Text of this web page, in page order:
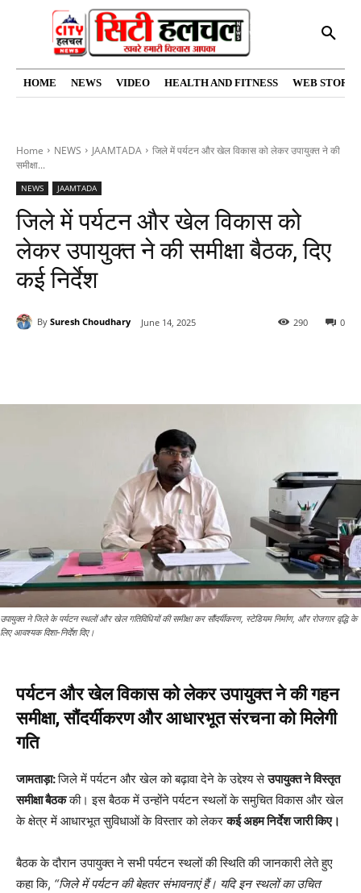
HOME NEWS VIDEO HEALTH AND FITNESS WEB
Home NEWS JAAMTADA
जिले में पर्यटन और खेल विकास को लेकर उपायुक्त ने की
समीक्षा...
NEWS JAAMTADA
जिले में पर्यटन और खेल विकास को
लेकर उपायुक्त ने की समीक्षा बैठक, दिए
कई निर्देश
By Suresh Choudhary June 14, 2025 0
290
उपायुक्त ने जिले के पर्यटन स्थलों और खेल गतिविधियों की समीक्षा कर सौंदर्यीकरण, स्टेडियम निर्माण, और रोजगार वृद्धि के
लिए आवश्यक दिशा-निर्देश दिए।
पर्यटन और खेल विकास को लेकर उपायुक्त ने की गहन
समीक्षा, सौंदर्यीकरण और आधारभूत संरचना को मिलेगी
गति
जामताड़ा:जिले में पर्यटन और खेल को बढ़ावा देने के उद्देश्य सेउपायुक्त ने विस्तृत
समीक्षा बैठककी। इस बैठक में उन्होंने पर्यटन स्थलों के समुचित विकास और खेल
के क्षेत्र में आधारभूत सुविधाओं के विस्तार को लेकरकई अहम निर्देश जारी किए।
बैठक के दौरान उपायुक्त ने सभी पर्यटन स्थलों की स्थिति की जानकारी लेते हुए
कहा कि, “जिले में पर्यटन की बेहतर संभावनाएं हैं। यदि इन स्थलों का उचित